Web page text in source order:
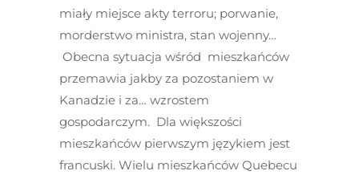
miały miejsce akty terroru; porwanie,
morderstwo ministra, stan wojenny…
Obecna sytuacja wśród mieszkańców
przemawia jakby za pozostaniem w
Kanadzie i za… wzrostem
gospodarczym. Dla większości
mieszkańców pierwszym językiem jest
francuski. Wielu mieszkańców Quebecu